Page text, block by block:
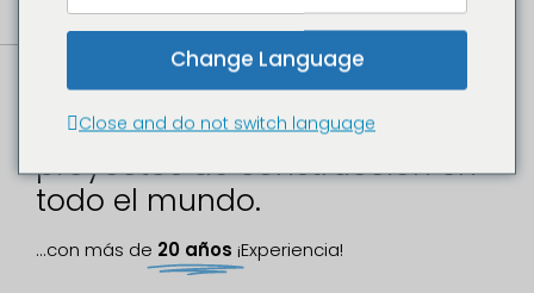
Su socio internacional para
Servicio completo
Documentación de obras -
Excelencia visual para
proyectos de construcción en
todo el mundo.
...con más de 20 años ¡Experiencia!
Change Language
Close and do not switch language